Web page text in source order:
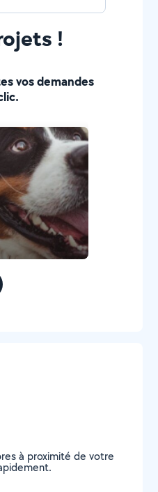
!
vos demandes
à proximité de votre